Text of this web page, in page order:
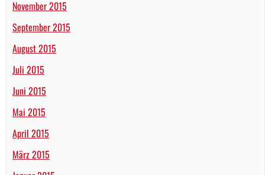
November 2015
September 2015
August 2015
Juli 2015
Juni 2015
Mai 2015
April 2015
März 2015